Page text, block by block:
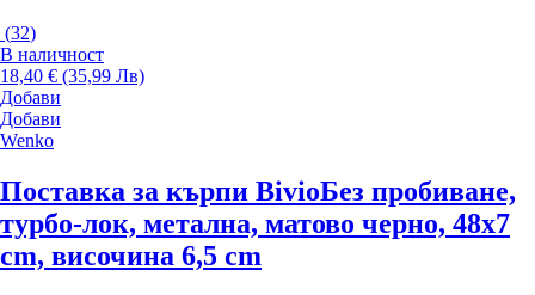
(32)
В наличност
18,40 € (35,99 Лв)
Добави
Добави
Wenko
Поставка за кърпи BivioБез пробиване,
турбо-лок, метална, матово черно, 48x7
cm, височина 6,5 cm